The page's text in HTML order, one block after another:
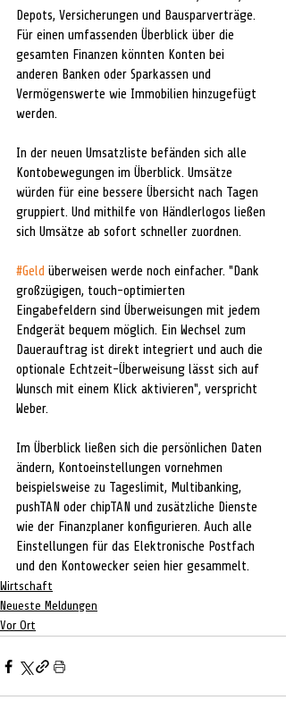
Depots, Versicherungen und Bausparverträge.
Für einen umfassenden Überblick über die
gesamten Finanzen könnten Konten bei
anderen Banken oder Sparkassen und
Vermögenswerte wie Immobilien hinzugefügt
werden.
In der neuen Umsatzliste befänden sich alle
Kontobewegungen im Überblick. Umsätze
würden für eine bessere Übersicht nach Tagen
gruppiert. Und mithilfe von Händlerlogos ließen
sich Umsätze ab sofort schneller zuordnen.
#Geld überweisen werde noch einfacher. "Dank
großzügigen, touch-optimierten
Eingabefeldern sind Überweisungen mit jedem
Endgerät bequem möglich. Ein Wechsel zum
Dauerauftrag ist direkt integriert und auch die
optionale Echtzeit-Überweisung lässt sich auf
Wunsch mit einem Klick aktivieren", verspricht
Weber.
Im Überblick ließen sich die persönlichen Daten
ändern, Kontoeinstellungen vornehmen
beispielsweise zu Tageslimit, Multibanking,
pushTAN oder chipTAN und zusätzliche Dienste
wie der Finanzplaner konfigurieren. Auch alle
Einstellungen für das Elektronische Postfach
und den Kontowecker seien hier gesammelt.
Wirtschaft
Neueste Meldungen
Vor Ort